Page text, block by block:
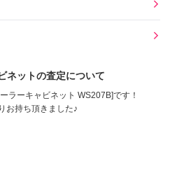
ネットの査定について
ラーキャビネット WS207B]です！
お持ち頂きました♪